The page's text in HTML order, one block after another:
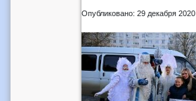
Опубликовано: 29 декабря 2020